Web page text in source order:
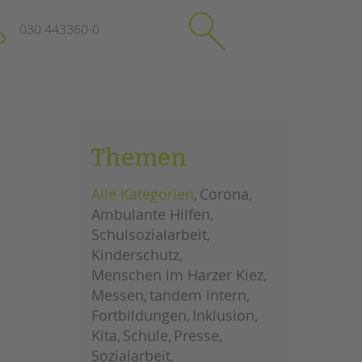
Impressum
Datenschutz
Hinweisgebersystem
Intranet
schließen
030 443360-0
SuchenThemen
Alle Kategorien Corona
Ambulante Hilfen
Schulsozialarbeit
Kinderschutz
Menschen im Harzer Kiez
Messen tandem intern
Fortbildungen Inklusion
Kita Schule Presse
Sozialarbeit